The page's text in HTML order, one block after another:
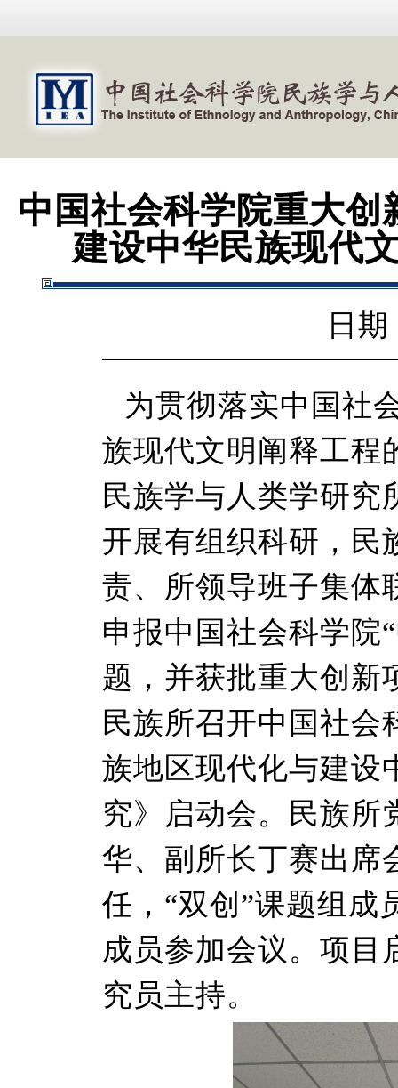
中国社会科学院重大
建设中华民族现代
日
为贯彻落实中国社
族现代文明阐释工程
民族学与人类学研究
开展有组织科研，民
责、所领导班子集体
申报中国社会科学院
题，并获批重大创新
民族所召开中国社会
族地区现代化与建设
究》启动会。民族所
华、副所长丁赛出席
任，“双创”课题组成
成员参加会议。项目
究员主持。